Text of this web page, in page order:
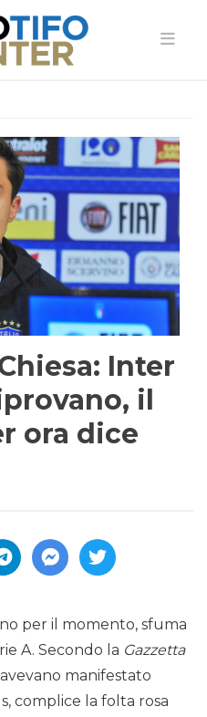
Inter
il
ora dice
per il momento, sfuma
A. Secondo la Gazzetta
manifestato
complice la folta rosa